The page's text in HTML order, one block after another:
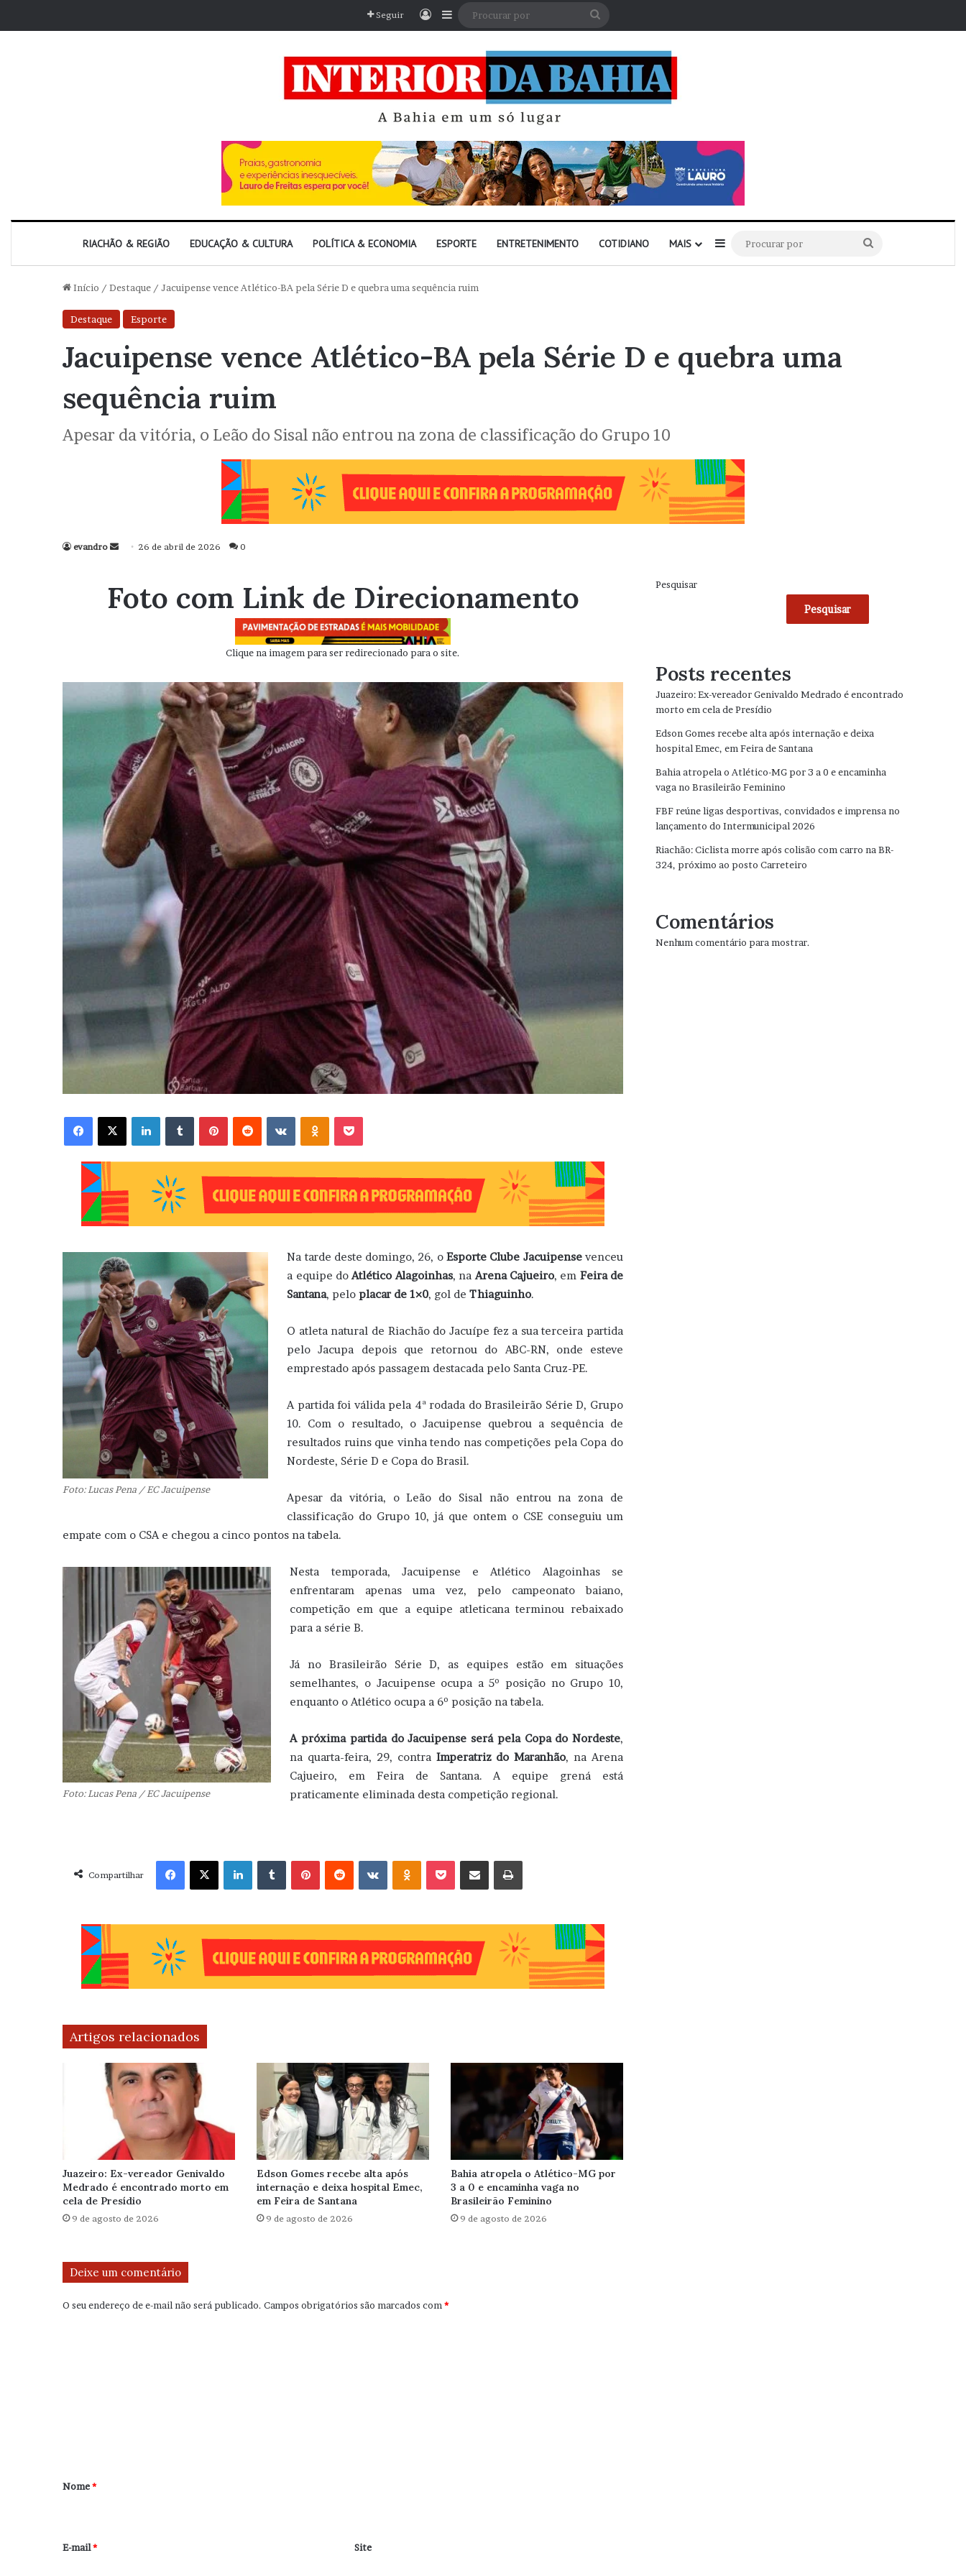
Seguir EntrarBarra Lateral
RIACHÃO & REGIÃO EDUCAÇÃO & CULTURA POLÍTICA & ECONOMIA ESPORTE ENTRETENIMENTO COTIDIANO MAIS Barra Lateral
por
Início / Destaque / Jacuipense vence Atlético-BA pela Série D e quebra uma sequência ruim
Destaque Esporte
Jacuipense vence Atlético-BA pela Série D e quebra uma
sequência ruim
Apesar da vitória, o Leão do Sisal não entrou na zona de classificação do Grupo 10
evandro
Mande
mail
26 de abril de 2026 0
Foto com Link de Direcionamento
Clique na imagem para ser redirecionado para o site.
Facebook X Linkedin VK OK
Foto: Lucas Pena / EC Jacuipense
Na tarde deste domingo, 26, oEsporte Clube Jacuipensevenceu
a equipe doAtlético Alagoinhas, naArena Cajueiro, em Feira de
Santana, peloplacar de 1×0, gol deThiaguinho.
O atleta natural de Riachão do Jacuípe fez a sua terceira partida
pelo Jacupa depois que retornou do ABC-RN, onde esteve
emprestado após passagem destacada pelo Santa Cruz-PE.
A partida foi válida pela 4ª rodada do Brasileirão Série D, Grupo
10. Com o resultado, o Jacuipense quebrou a sequência de
resultados ruins que vinha tendo nas competições pela Copa do
Nordeste, Série D e Copa do Brasil.
Apesar da vitória, o Leão do Sisal não entrou na zona de
classificação do Grupo 10, já que ontem o CSE conseguiu um
empate com o CSA e chegou a cinco pontos na tabela.
Foto: Lucas Pena / EC Jacuipense
Nesta temporada, Jacuipense e Atlético Alagoinhas se
enfrentaram apenas uma vez, pelo campeonato baiano,
competição em que a equipe atleticana terminou rebaixado
para a série B.
Já no Brasileirão Série D, as equipes estão em situações
semelhantes, o Jacuipense ocupa a 5º posição no Grupo 10,
enquanto o Atlético ocupa a 6º posição na tabela.
A próxima partida do Jacuipense será pela Copa do Nordeste,
na quarta-feira, 29, contra Imperatriz do Maranhão, na Arena
Cajueiro, em Feira de Santana. A equipe grená está
praticamente eliminada desta competição regional.
Compartilhar
Facebook X Linkedin VK OK
Artigos relacionados
Juazeiro: Ex-vereador Genivaldo
Medrado é encontrado morto em
cela de Presídio
9 de agosto de 2026
Edson Gomes recebe alta após
internação e deixa hospital Emec,
em Feira de Santana
9 de agosto de 2026
Bahia atropela o Atlético-MG por
3 a 0 e encaminha vaga no
Brasileirão Feminino
9 de agosto de 2026
Deixe um comentário
O seu endereço de e-mail não será publicado. Campos obrigatórios são marcados com *
r
*
Nome*
E-mail* Site
Pesquisar
Pesquisar
Posts recentes
Juazeiro: Ex-vereador Genivaldo Medrado é encontrado
morto em cela de Presídio
Edson Gomes recebe alta após internação e deixa
hospital Emec, em Feira de Santana
Bahia atropela o Atlético-MG por 3 a 0 e encaminha
vaga no Brasileirão Feminino
FBF reúne ligas desportivas, convidados e imprensa no
lançamento do Intermunicipal 2026
Riachão: Ciclista morre após colisão com carro na BR-
324, próximo ao posto Carreteiro
Comentários
Nenhum comentário para mostrar.